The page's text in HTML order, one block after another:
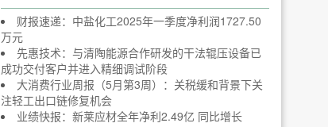
财报速递：中盐化工2025年一季度净利润1727.50
万元
先惠技术：与清陶能源合作研发的干法辊压设备已
成功交付客户并进入精细调试阶段
大消费行业周报（5月第3周）：关税缓和背景下关
注轻工出口链修复机会
业绩快报：新莱应材全年净利2.49亿 同比增长